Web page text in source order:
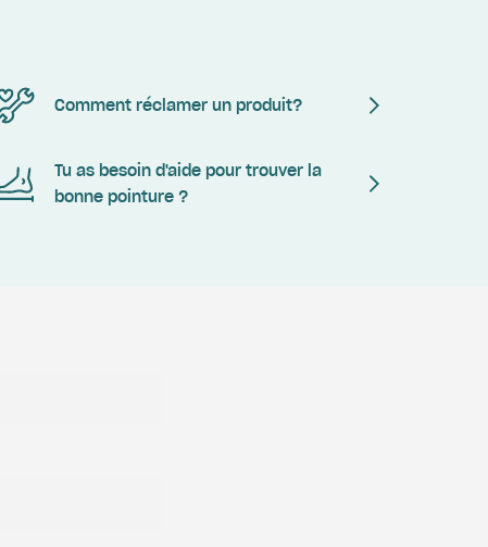
Comment réclamer un produit?
Tu as besoin d'aide pour trouver la
bonne pointure ?